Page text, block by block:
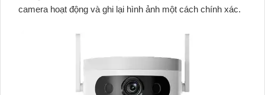
camera hoạt động và ghi lại hình ảnh một cách chính xác.